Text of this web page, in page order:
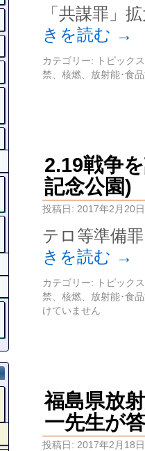
「共謀罪」
きを読む →
カテゴリー:
トピックス
禁、核燃、放射能･食
2.19戦争
記念公園)
投稿日: 2017年2月20日
テロ等準備
きを読む →
カテゴリー:
トピックス
禁、核燃、放射能･食
けていません
福島県放
一先生が
投稿日: 2017年2月18日